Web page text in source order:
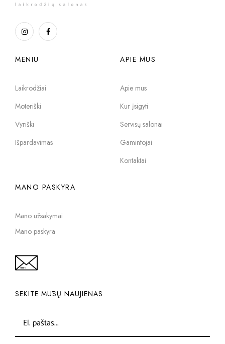
MENIU
Laikrodžiai
Moteriški
Vyriški
Išpardavimas
APIE MUS
Apie mus
Kur įsigyti
Servisų salonai
Gamintojai
Kontaktai
MANO PASKYRA
Mano užsakymai
Mano paskyra
SEKITE MŪSŲ NAUJIENAS